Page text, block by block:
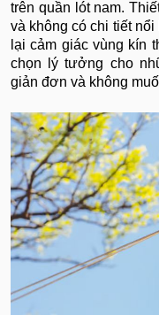
trên quần lót nam.
và không có chi tiết
lại cảm giác vùng kín
chọn lý tưởng cho
giản đơn và không